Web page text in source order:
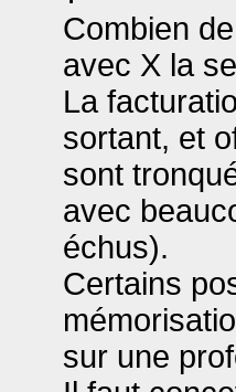
Combien
avec X la
La
sortant, et
sont
avec
échus).
Certains
sur une